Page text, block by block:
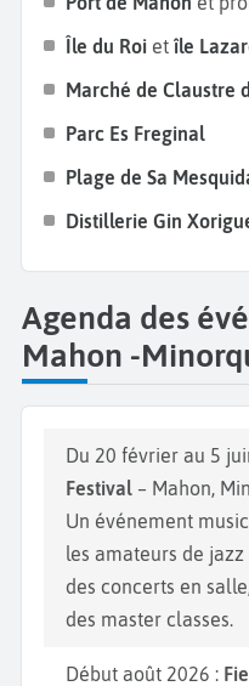
Distillerie Gin Xoriguer
la chance de
du gin local. En effet,
authentique, goûtez
base de gin Xoriguer et
Île du Roi et île
Marché de Claustre
Parc Es Freginal
Plage de Sa
Distillerie Gin
Agenda des
Mahon -
Du 20 février au 5
Festival – Mahon,
Un événement
les amateurs de
des concerts en
des master classes.
Début août 2026 :